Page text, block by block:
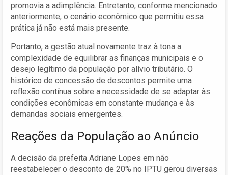
promovia a adimplência. Entretanto, conforme mencionado
anteriormente, o cenário econômico que permitiu essa
prática já não está mais presente.
Portanto, a gestão atual novamente traz à tona a
complexidade de equilibrar as finanças municipais e o
desejo legítimo da população por alívio tributário. O
histórico de concessão de descontos permite uma
reflexão contínua sobre a necessidade de se adaptar às
condições econômicas em constante mudança e às
demandas sociais emergentes.
Reações da População ao Anúncio
A decisão da prefeita Adriane Lopes em não
reestabelecer o desconto de 20% no IPTU gerou diversas